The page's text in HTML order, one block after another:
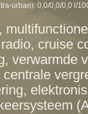
urban): 0,0/0,0/0,0 l/
cruise
verwarmde